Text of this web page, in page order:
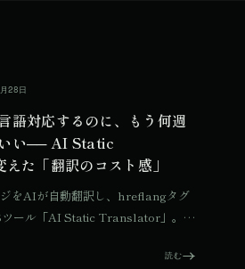
28日
語対応するのに、もう何週
い── AI Static
た「翻訳のコスト感」
をAIが自動翻訳し、hreflangタグ
ツール「AI Static Translator」。旅
読む